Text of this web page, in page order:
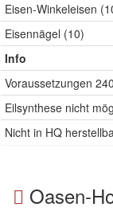
Eisen-Winkeleisen
Eisennägel (10)
Info
Voraussetzungen 240
Eilsynthese nicht
Nicht in HQ
Oasen-